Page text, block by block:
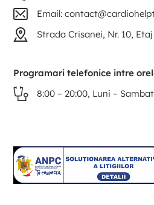
Email:
Strada Crisanei, Nr. 10,
Programari telefonice intre
8:00 – 20:00, Luni –